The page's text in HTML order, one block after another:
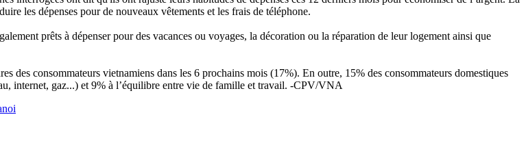
les dépenses pour de nouveaux vêtements et les frais de téléphone.
prêts à dépenser pour des vacances ou voyages, la décoration ou la réparation de leur logement ainsi que
des consommateurs vietnamiens dans les 6 prochains mois (17%). En outre, 15% des consommateurs domestiques
internet, gaz...) et 9% à l’équilibre entre vie de famille et travail. -CPV/VNA